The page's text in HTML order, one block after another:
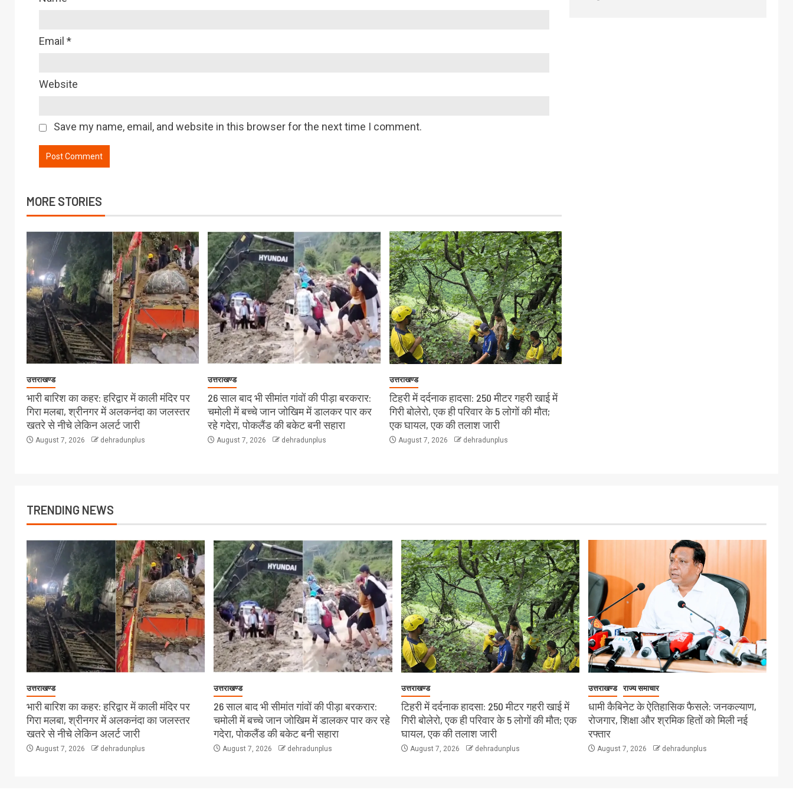
Email *
Website
Save my name, email, and website in this browser for the next time I comment.
MORE STORIES
उत्तराखण्ड
भारी बारिश का कहर: हरिद्वार में काली मंदिर पर
गिरा मलबा, श्रीनगर में अलकनंदा का जलस्तर
खतरे से नीचे लेकिन अलर्ट जारी
August 7, 2026 dehradunplus
उत्तराखण्ड
26 साल बाद भी सीमांत गांवों की पीड़ा बरकरार:
चमोली में बच्चे जान जोखिम में डालकर पार कर
रहे गदेरा, पोकलैंड की बकेट बनी सहारा
August 7, 2026 dehradunplus
उत्तराखण्ड
टिहरी में दर्दनाक हादसा: 250 मीटर गहरी खाई में
गिरी बोलेरो, एक ही परिवार के 5 लोगों की मौत;
एक घायल, एक की तलाश जारी
August 7, 2026 dehradunplus
TRENDING NEWS
उत्तराखण्ड
भारी बारिश का कहर: हरिद्वार में काली मंदिर पर
गिरा मलबा, श्रीनगर में अलकनंदा का जलस्तर
खतरे से नीचे लेकिन अलर्ट जारी
August 7, 2026 dehradunplus
उत्तराखण्ड
26 साल बाद भी सीमांत गांवों की पीड़ा बरकरार:
चमोली में बच्चे जान जोखिम में डालकर पार कर रहे
गदेरा, पोकलैंड की बकेट बनी सहारा
August 7, 2026 dehradunplus
उत्तराखण्ड
टिहरी में दर्दनाक हादसा: 250 मीटर गहरी खाई में
गिरी बोलेरो, एक ही परिवार के 5 लोगों की मौत; एक
घायल, एक की तलाश जारी
August 7, 2026 dehradunplus
उत्तराखण्ड राज्य समाचार
धामी कैबिनेट के ऐतिहासिक फैसले: जनकल्याण,
रोजगार, शिक्षा और श्रमिक हितों को मिली नई
रफ्तार
August 7, 2026 dehradunplus